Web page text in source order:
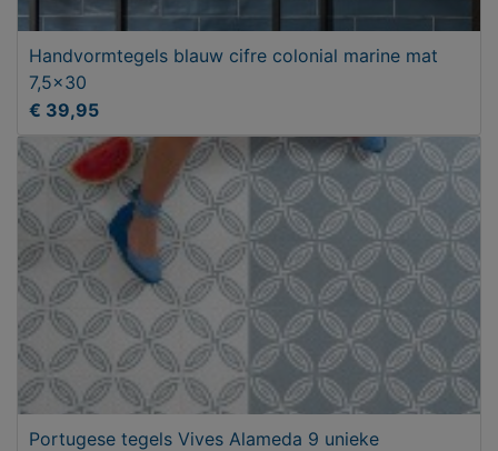
Handvormtegels blauw cifre colonial marine mat
7,5x30
€ 39,95
Portugese tegels Vives Alameda 9 unieke